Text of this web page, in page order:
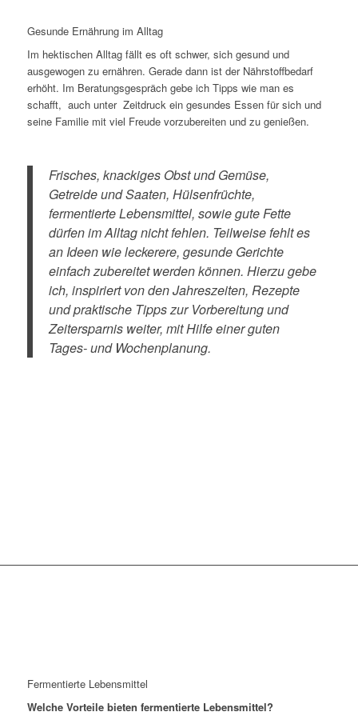
Gesunde Ernährung im Alltag
Im hektischen Alltag fällt es oft schwer, sich gesund und
ausgewogen zu ernähren. Gerade dann ist der Nährstoffbedarf
erhöht. Im Beratungsgespräch gebe ich Tipps wie man es
schafft, auch unter Zeitdruck ein gesundes Essen für sich und
seine Familie mit viel Freude vorzubereiten und zu genießen.
Frisches, knackiges Obst und Gemüse,
Getreide und Saaten, Hülsenfrüchte,
fermentierte Lebensmittel, sowie gute Fette
dürfen im Alltag nicht fehlen. Teilweise fehlt es
an Ideen wie leckerere, gesunde Gerichte
einfach zubereitet werden können. Hierzu gebe
ich, inspiriert von den Jahreszeiten, Rezepte
und praktische Tipps zur Vorbereitung und
Zeitersparnis weiter, mit Hilfe einer guten
Tages- und Wochenplanung.
Fermentierte Lebensmittel
Welche Vorteile bieten fermentierte Lebensmittel?